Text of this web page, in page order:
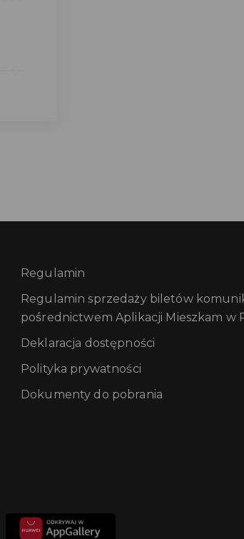
Regulamin
Regulamin sprzedaży biletów
pośrednictwem Aplikacji Mieszkam w
Deklaracja dostępności
Polityka prywatności
Dokumenty do pobrania